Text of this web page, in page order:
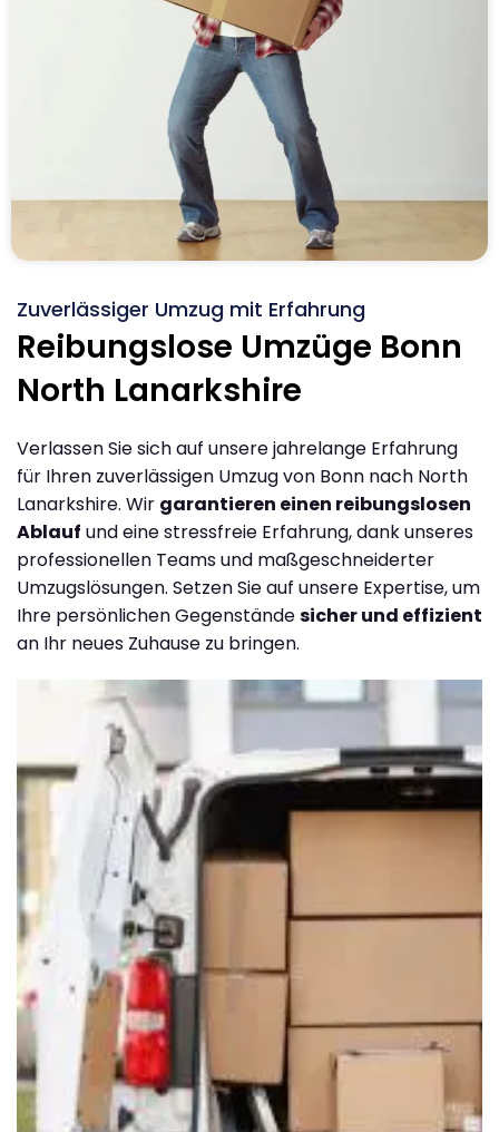
Zuverlässiger Umzug mit Erfahrung
Reibungslose Umzüge Bonn
North Lanarkshire
Verlassen Sie sich auf unsere jahrelange Erfahrung
für Ihren zuverlässigen Umzug von Bonn nach North
Lanarkshire. Wir garantieren einen reibungslosen
Ablauf und eine stressfreie Erfahrung, dank unseres
professionellen Teams und maßgeschneiderter
Umzugslösungen. Setzen Sie auf unsere Expertise, um
Ihre persönlichen Gegenständesicher und effizient
an Ihr neues Zuhause zu bringen.